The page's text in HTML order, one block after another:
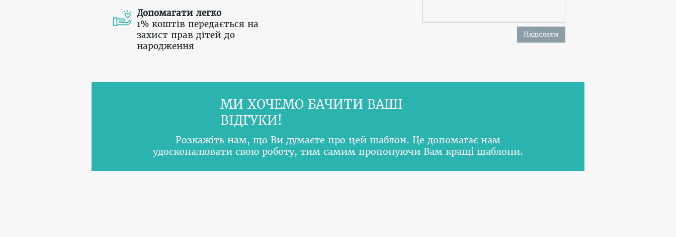
Допомагати легко
1% коштів передається на
захист прав дітей до
народження
Надіслати
МИ ХОЧЕМО БАЧИТИ ВАШІ
ВІДГУКИ!
Розкажіть нам, що Ви думаєте про цей шаблон. Це допомагає нам
удосконалювати свою роботу, тим самим пропонуючи Вам кращі шаблони.